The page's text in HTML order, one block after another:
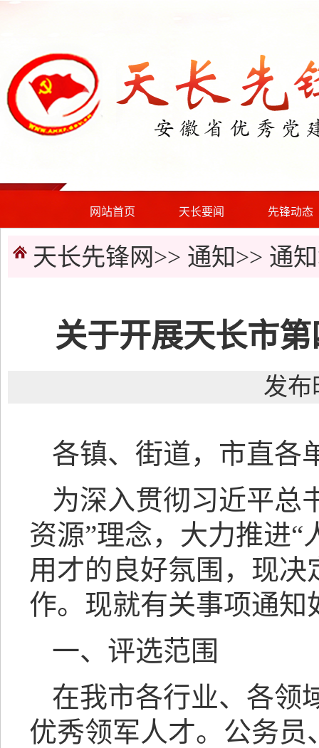
网站首页 天长要闻 先锋动态
天长先锋网>> 通知>> 通知
关于开展天长市
发布
各镇、街道，市直各
为深入贯彻习近平总
资源”理念，大力推进
用才的良好氛围，现决
作。现就有关事项通知
一、评选范围
在我市各行业、各领
优秀领军人才。公务